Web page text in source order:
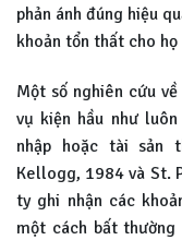
phản ánh đúng hiệu
khoản tổn thất cho
Một số nghiên cứu
vụ kiện hầu như
nhập hoặc tài sản
Kellogg, 1984 và St.
ty ghi nhận các
một cách bất